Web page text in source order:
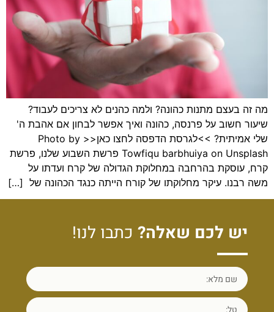
מה זה בעצם מתנות כהונה? ולמה כהנים לא צריכים לעבוד?
שיעור חשוב על פרנסה, כהונה ואיך אפשר לבחון אם אהבת ה'
שלי אמיתית? >>לגרסת הדפסה לחצו כאן<< Photo by
Towfiqu barbhuiya on Unsplash פרשת השבוע שלנו, פרשת
קרח, עוסקת בהרחבה במחלוקת הגדולה של קרח ועדתו על
משה רבנו. עיקר מחלוקתו של קורח הייתה כנגד הכהונה של […]
יש לכם שאלה? כתבו לנו!